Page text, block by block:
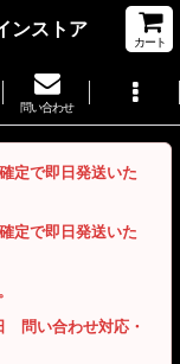
ンストア
カート
問い合わせ
定で即日発送いた
定で即日発送いた
問い合わせ対応・